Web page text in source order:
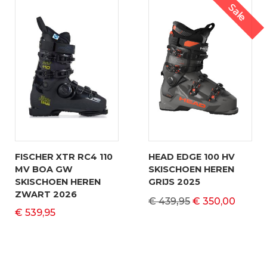
FISCHER XTR RC4 110
MV BOA GW
SKISCHOEN HEREN
ZWART 2026
€ 539,95
Sale
HEAD EDGE 100 HV
SKISCHOEN HEREN
GRIJS 2025
€ 439,95 € 350,00